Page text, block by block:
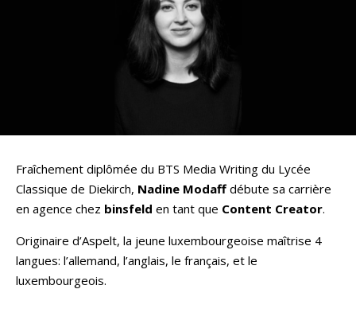
Fraîchement diplômée du BTS Media Writing du Lycée
Classique de Diekirch, Nadine Modaff débute sa carrière
en agence chez binsfeld en tant que Content Creator.
Originaire d’Aspelt, la jeune luxembourgeoise maîtrise 4
langues: l’allemand, l’anglais, le français, et le
luxembourgeois.